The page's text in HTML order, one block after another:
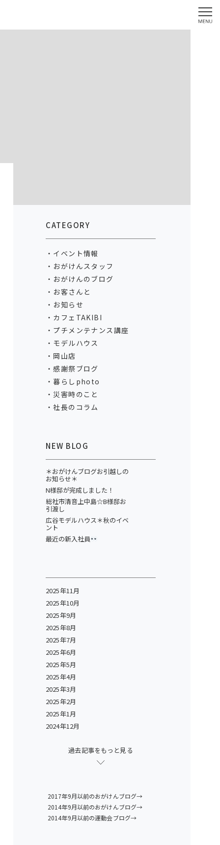
CATEGORY
イベント情報
おがけんスタッフ
おがけんのブログ
お客さんと
お知らせ
カフェTAKIBI
プチメンテナンス講座
モデルハウス
岡山店
感謝祭ブログ
暮らしphoto
災害時のこと
社長のコラム
NEW BLOG
＊おがけんブログお引越しの
お知らせ＊
N様邸が完成しました！
総社市清音上中島☆B様邸お
引渡し
広谷モデルハウス＊秋のイベ
ント
最近の新入社員
2025年11月
2025年10月
2025年9月
2025年8月
2025年7月
2025年6月
2025年5月
2025年4月
2025年3月
2025年2月
2025年1月
2024年12月
過去記事をもっと見る
2017年9月以前のおがけんブログ→
2014年9月以前のおがけんブログ→
2014年9月以前の運動会ブログ→